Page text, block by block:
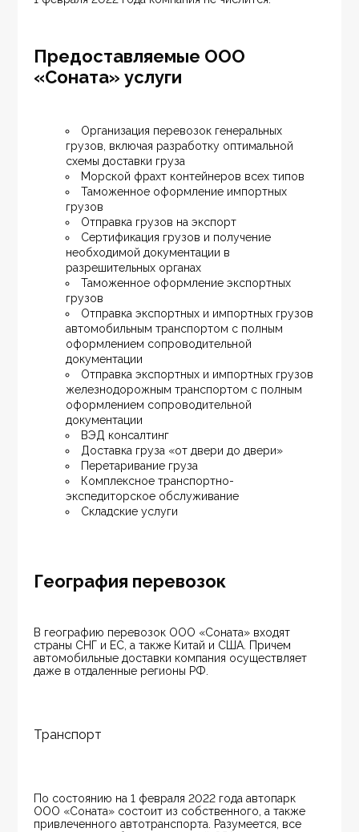
Предоставляемые ООО
«Соната» услуги
Организация перевозок генеральных
грузов, включая разработку оптимальной
схемы доставки груза
Морской фрахт контейнеров всех типов
Таможенное оформление импортных
грузов
Отправка грузов на экспорт
Сертификация грузов и получение
необходимой документации в
разрешительных органах
Таможенное оформление экспортных
грузов
Отправка экспортных и импортных грузов
автомобильным транспортом с полным
оформлением сопроводительной
документации
Отправка экспортных и импортных грузов
железнодорожным транспортом с полным
оформлением сопроводительной
документации
ВЭД консалтинг
Доставка груза «от двери до двери»
Перетаривание груза
Комплексное транспортно-
экспедиторское обслуживание
Складские услуги
География перевозок
В географию перевозок ООО «Соната» входят
страны СНГ и ЕС, а также Китай и США. Причем
автомобильные доставки компания осуществляет
даже в отдаленные регионы РФ.
Транспорт
По состоянию на 1 февраля 2022 года автопарк
ООО «Соната» состоит из собственного, а также
привлеченного автотранспорта. Разумеется, все